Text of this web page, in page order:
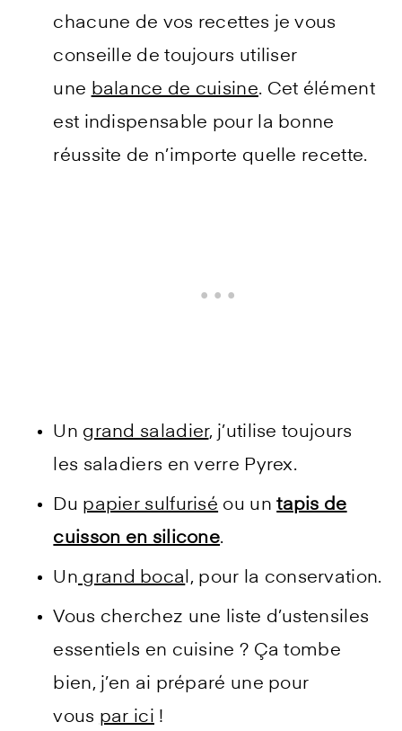
chacune de vos recettes je vous
conseille de toujours utiliser
une balance de cuisine. Cet élément
est indispensable pour la bonne
réussite de n’importe quelle recette.
Un grand saladier, j’utilise toujours
les saladiers en verre Pyrex.
Du papier sulfurisé ou untapis de
cuisson en silicone.
Un grand bocal, pour la conservation.
Vous cherchez une liste d’ustensiles
essentiels en cuisine ? Ça tombe
bien, j’en ai préparé une pour
vous par ici !